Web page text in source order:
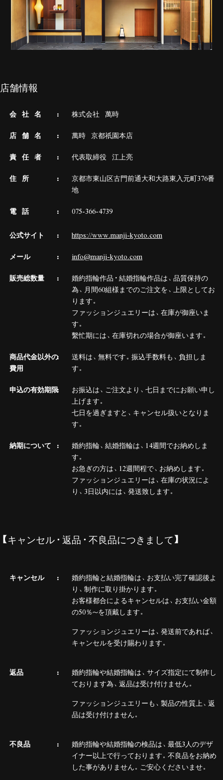
店舗情報
会 社 名 株式会社 萬時
店 舗 名 萬時 京都祇園本店
責 任 者 代表取締役 江上亮
住 所
京都市東山区古門前通大和大路東入元町376番
地
電 話 075-366-4739
公式サイト https://www.manji-kyoto.com
メール info@manji-kyoto.com
販売総数量
婚約指輪作品・結婚指輪作品は、品質保持の
為、月間60組様までのご注文を、上限としてお
ります。
ファッションジュエリーは、在庫が御座いま
す。
繫忙期には、在庫切れの場合が御座います。
商品代金以外の
費用
送料は、無料です。振込手数料も、負担しま
す。
申込の有効期限
お振込は、ご注文より、七日までにお願い申し
上げます。
七日を過ぎますと、キャンセル扱いとなりま
す。
納期について
婚約指輪、結婚指輪は、14週間でお納めしま
す。
お急ぎの方は、12週間程で、お納めします。
ファッションジュエリーは、在庫の状況によ
り、3日以内には、発送致します。
【キャンセル・返品・不良品につきまして】
キャンセル
婚約指輪と結婚指輪は、お支払い完了確認後よ
り、制作に取り掛かります。
お客様都合によるキャンセルは、お支払い金額
の50％～を頂戴します。
ファッションジュエリーは、発送前であれば、
キャンセルを受け賜わります。
返品
婚約指輪や結婚指輪は、サイズ指定にて制作し
ております為、返品は受け付けません。
ファッションジュエリーも、製品の性質上、返
品は受け付けません。
不良品
婚約指輪や結婚指輪の検品は、最低3人のデザ
イナー以上で行っております。不良品をお納め
した事がありません。ご安心くださいませ。